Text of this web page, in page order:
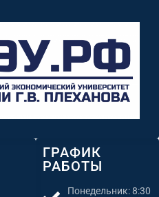
ГРАФИК
РАБОТЫ
Понедельник: 8:30